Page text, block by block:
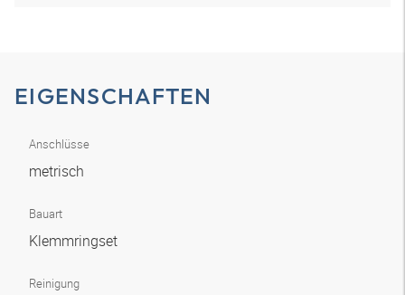
EIGENSCHAFTEN
Anschlüsse
metrisch
Bauart
Klemmringset
Reinigung